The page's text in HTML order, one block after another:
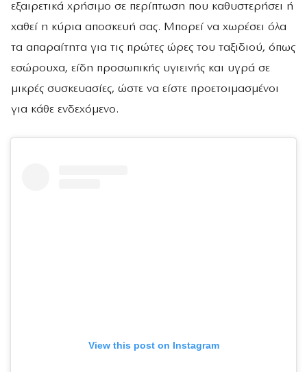
εξαιρετικά χρήσιμο σε περίπτωση που καθυστερήσει ή
χαθεί η κύρια αποσκευή σας. Μπορεί να χωρέσει όλα
τα απαραίτητα για τις πρώτες ώρες του ταξιδιού, όπως
εσώρουχα, είδη προσωπικής υγιεινής και υγρά σε
μικρές συσκευασίες, ώστε να είστε προετοιμασμένοι
για κάθε ενδεχόμενο.
View this post on Instagram